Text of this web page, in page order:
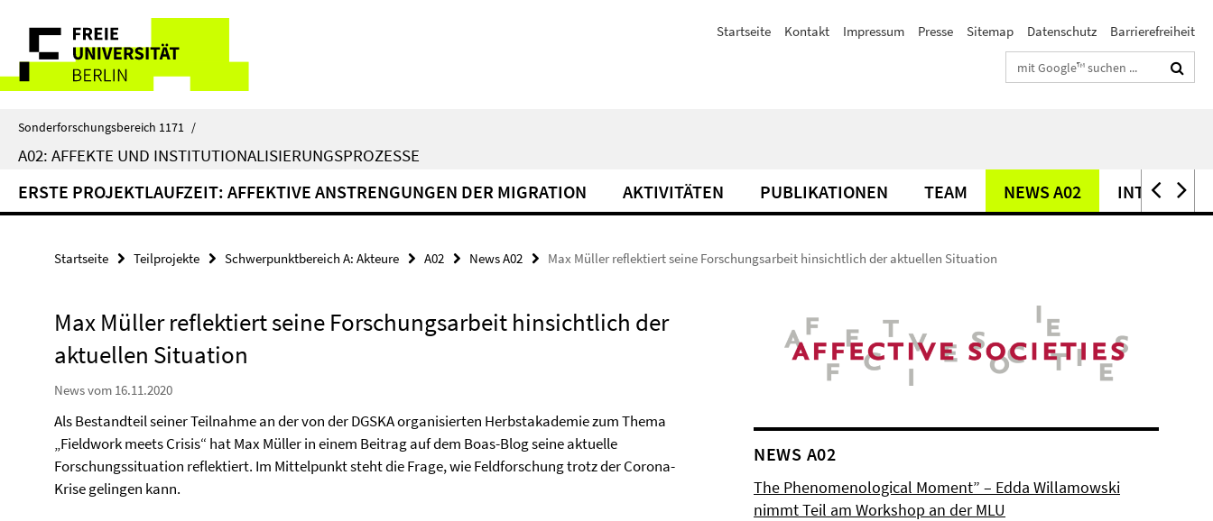
direkt
Inhalt
Service-
Navigation
Startseite Kontakt Impressum Presse Sitemap Datenschutz
Barrierefreiheit
Suchbegriffe
Sonderforschungsbereich 1171 /
A02: AFFEKTE UND INSTITUTIONALISIERUNGSPROZESSE
ERSTE PROJEKTLAUFZEIT: AFFEKTIVE ANSTRENGUNGEN DER MIGRATION AKTIVITÄTEN PUBLIKATIONEN TEAM NEWS A02
Startseite Teilprojekte Schwerpunktbereich A: Akteure A02 News A02 Max Müller reflektiert seine Forschungsarbeit hinsichtlich der aktuellen Situation
Max Müller reflektiert seine Forschungsarbeit hinsichtlich der
aktuellen Situation
News vom 16.11.2020
Als Bestandteil seiner Teilnahme an der von der DGSKA organisierten Herbstakademie zum Thema
„Fieldwork meets Crisis“ hat Max Müller in einem Beitrag auf dem Boas-Blog seine aktuelle
Forschungssituation reflektiert. Im Mittelpunkt steht die Frage, wie Feldforschung trotz der Corona-
Krise gelingen kann.
NEWS A02
The Phenomenological Moment” – Edda Willamowski
nimmt Teil am Workshop an der MLU